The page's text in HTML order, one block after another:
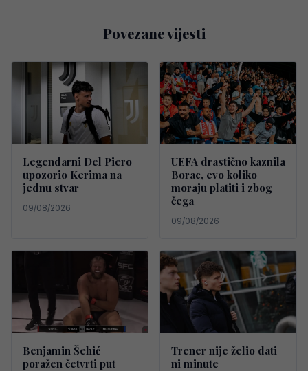
Povezane vijesti
Legendarni Del Piero
upozorio Kerima na
jednu stvar
09/08/2026
UEFA drastično kaznila
Borac, evo koliko
moraju platiti i zbog
čega
09/08/2026
Benjamin Šehić
poražen četvrti put
Trener nije želio dati
ni minute